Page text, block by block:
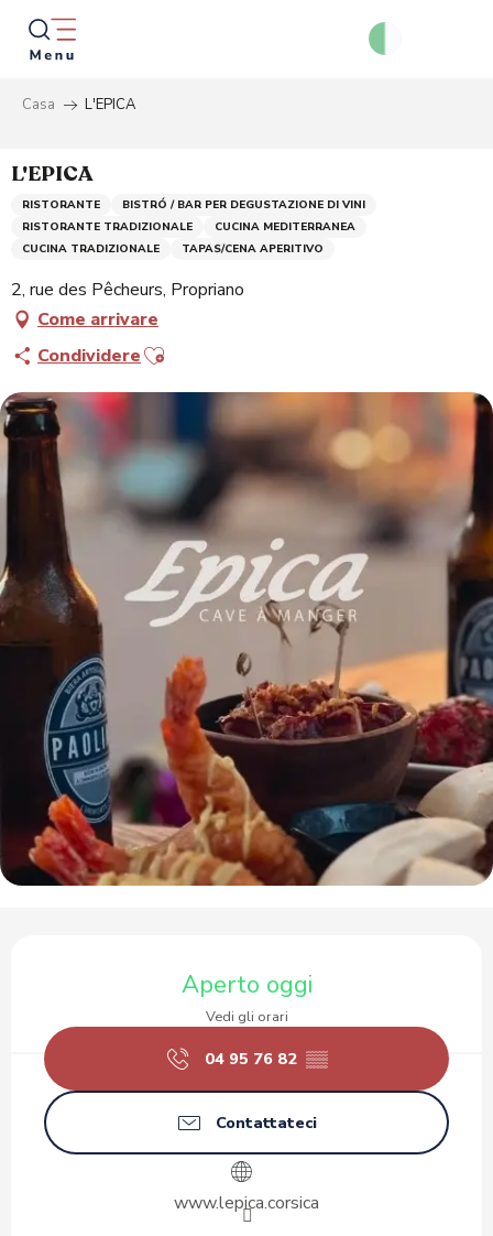
Aller
contenu
principal
Casa L'EPICA
L'EPICA
RISTORANTE
BISTRÓ / BAR PER DEGUSTAZIONE DI VINI
RISTORANTE TRADIZIONALE
CUCINA MEDITERRANEA
CUCINA TRADIZIONALE
TAPAS/CENA APERITIVO
2, rue des Pêcheurs, Propriano
Come arrivare
CondividereAjouter aux favoris
Aperto oggi
Vedi gli orari
04 95 76 82 ▒▒
Contattateci
www.lepica.corsica